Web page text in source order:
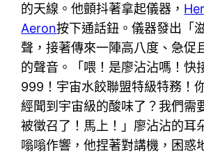
的天線。他顫抖著拿起儀器，
Aeron按下通話鈕。儀器發出
聲，接著傳來一陣高八度、急促
的聲音。「喂！是廖沾沾嗎！快
999！宇宙水餃聯盟特級特務！
經聞到宇宙級的酸味了？我們需
被徵召了！馬上！」廖沾沾的耳
嗡嗡作響，他捏著對講機，困惑